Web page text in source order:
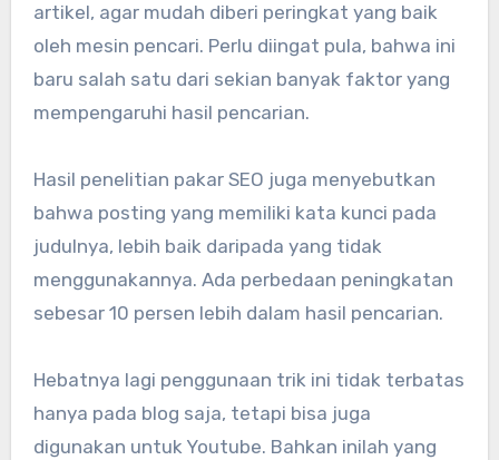
artikel, agar mudah diberi peringkat yang baik
oleh mesin pencari. Perlu diingat pula, bahwa ini
baru salah satu dari sekian banyak faktor yang
mempengaruhi hasil pencarian.
Hasil penelitian pakar SEO juga menyebutkan
bahwa posting yang memiliki kata kunci pada
judulnya, lebih baik daripada yang tidak
menggunakannya. Ada perbedaan peningkatan
sebesar 10 persen lebih dalam hasil pencarian.
Hebatnya lagi penggunaan trik ini tidak terbatas
hanya pada blog saja, tetapi bisa juga
digunakan untuk Youtube. Bahkan inilah yang